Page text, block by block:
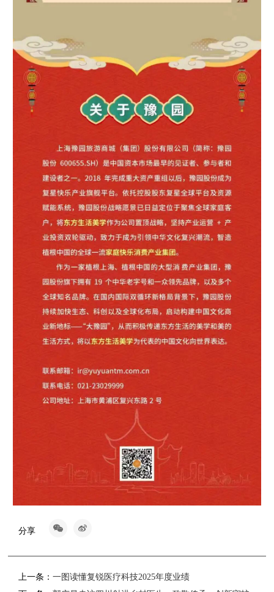
分享
上一条：一图读懂复锐医疗科技2025年度业绩